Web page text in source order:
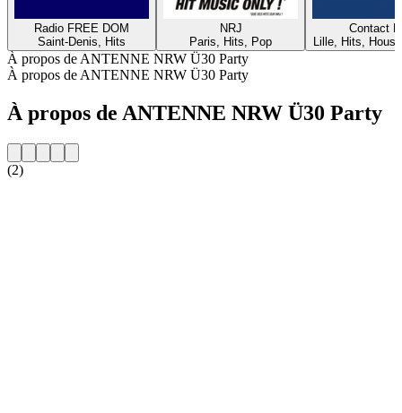
Radio FREE DOM
Saint-Denis, Hits
NRJ
Paris, Hits, Pop
Contact
Lille, Hits,
À propos de ANTENNE NRW Ü30 Party
À propos de ANTENNE NRW Ü30 Party
À propos de ANTENNE NRW Ü30 Party
(2)